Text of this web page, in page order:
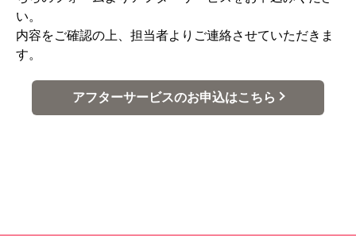
い。
内容をご確認の上、担当者よりご連絡させていただきま
す。
アフターサービスのお申込はこちら